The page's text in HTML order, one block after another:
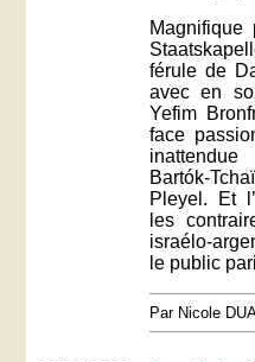
Magnifique
férule de
avec en
Yefim
face
Bartók-
Pleyel. Et
les
israélo-
le public
Par Nicole